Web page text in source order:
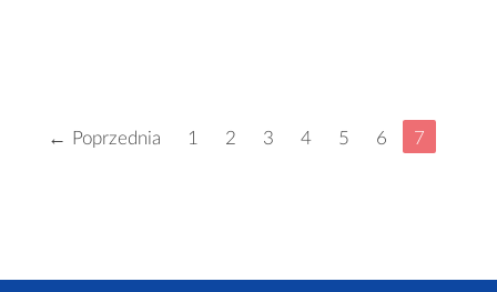
← Poprzednia 1 2 3 4 5 6 7